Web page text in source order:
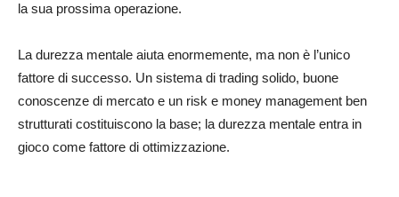
la sua prossima operazione.
La durezza mentale aiuta enormemente, ma non è l’unico
fattore di successo. Un sistema di trading solido, buone
conoscenze di mercato e un risk e money management ben
strutturati costituiscono la base; la durezza mentale entra in
gioco come fattore di ottimizzazione.